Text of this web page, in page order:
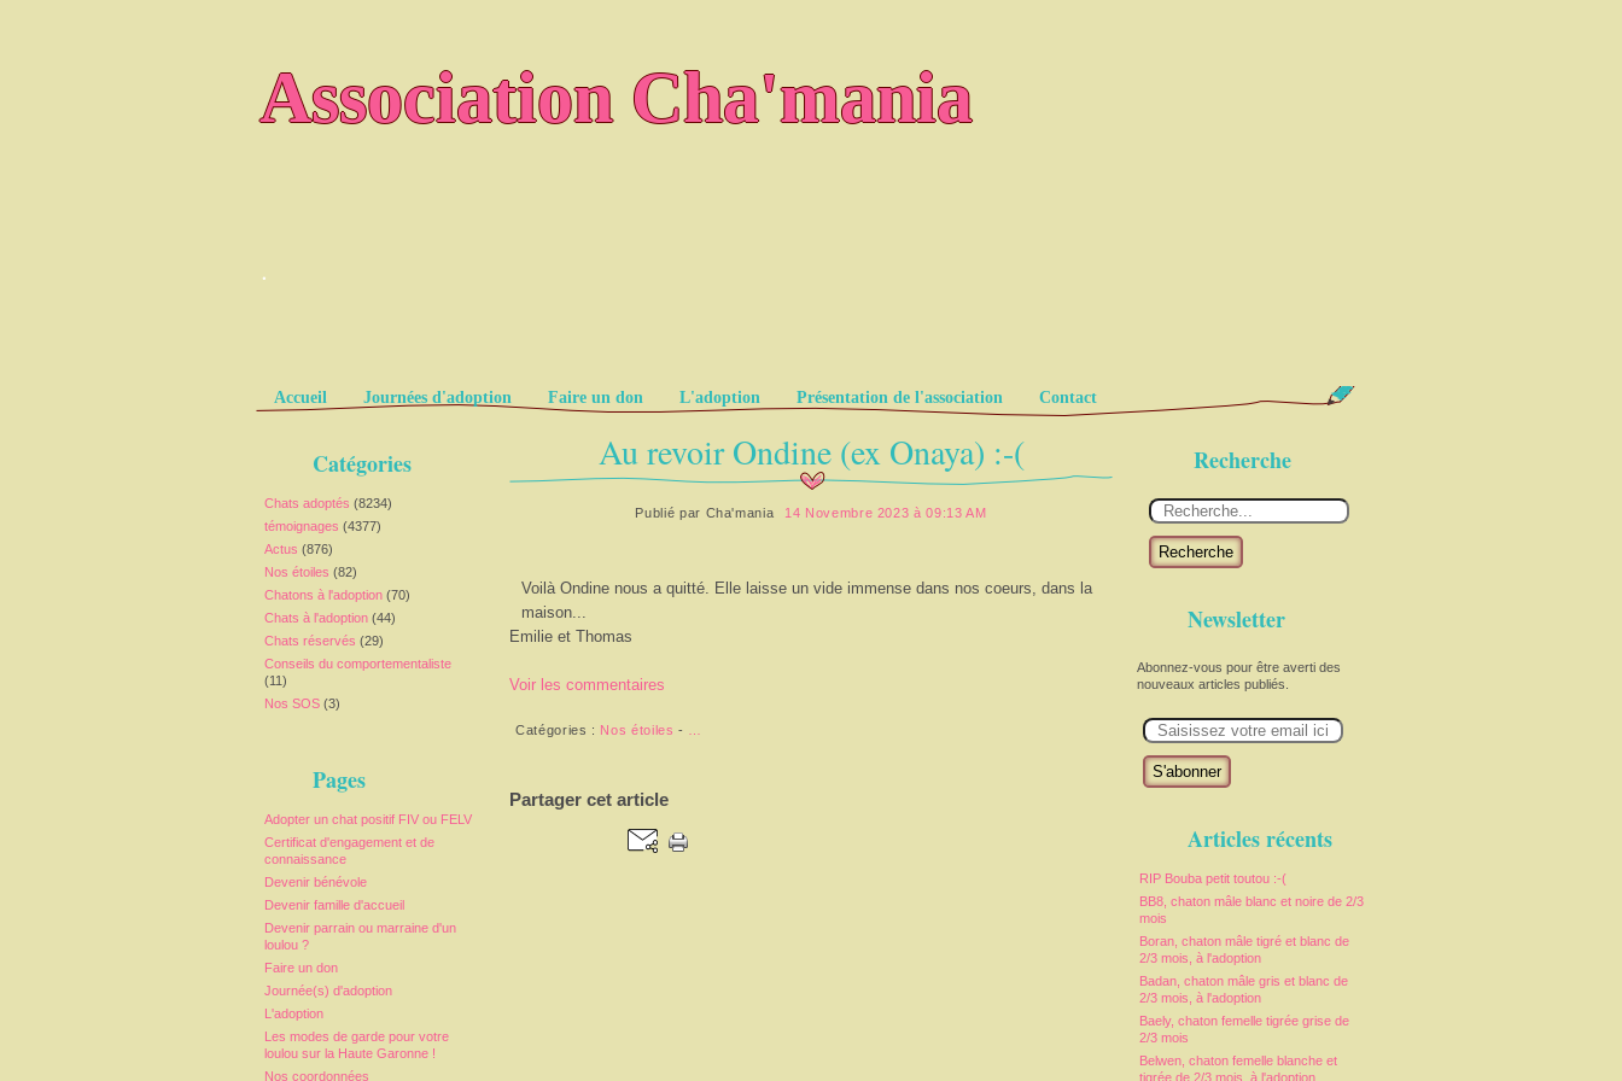
Association Cha'mania
.
Pages
Accueil Journées d'adoption Faire un don L'adoption Présentation de l'association Contact
Catégories
Chats adoptés (8234)
témoignages (4377)
Actus (876)
Nos étoiles (82)
Chatons à l'adoption (70)
Chats à l'adoption (44)
Chats réservés (29)
Conseils du comportementaliste
(11)
Nos SOS (3)
Pages
Adopter un chat positif FIV ou FELV
Certificat d'engagement et de
connaissance
Devenir bénévole
Devenir famille d'accueil
Devenir parrain ou marraine d'un
loulou ?
Faire un don
Journée(s) d'adoption
L'adoption
Les modes de garde pour votre
loulou sur la Haute Garonne !
Nos coordonnées
Recherche
Recherche
Newsletter
Abonnez-vous pour être averti des
nouveaux articles publiés.
m
Articles récents
RIP Bouba petit toutou :-(
BB8, chaton mâle blanc et noire de 2/3
mois
Boran, chaton mâle tigré et blanc de
2/3 mois, à l'adoption
Badan, chaton mâle gris et blanc de
2/3 mois, à l'adoption
Baely, chaton femelle tigrée grise de
2/3 mois
Belwen, chaton femelle blanche et
tigrée de 2/3 mois, à l'adoption
Au revoir Ondine (ex Onaya) :-(
Publié par Cha'mania 14 Novembre 2023 à 09:13 AM
Voilà Ondine nous a quitté. Elle laisse un vide immense dans nos coeurs, dans la
maison...
Emilie et Thomas
Voir les commentaires
Catégories : Nos étoiles -
Partager cet article